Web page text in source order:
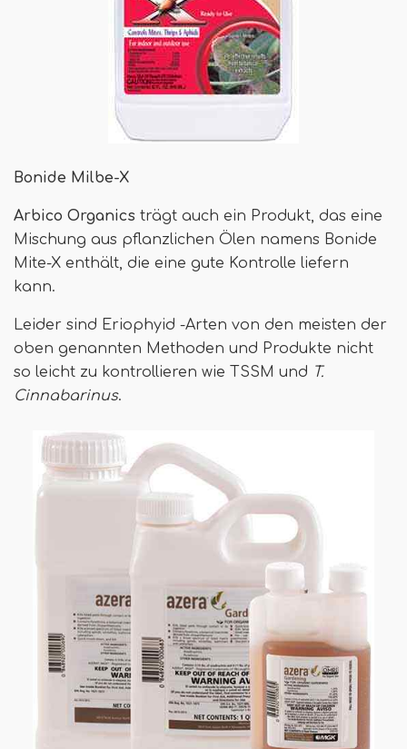
Bonide Milbe-X
Arbico Organics trägt auch ein Produkt, das eine
Mischung aus pflanzlichen Ölen namens Bonide
Mite-X enthält, die eine gute Kontrolle liefern
kann.
Leider sind Eriophyid -Arten von den meisten der
oben genannten Methoden und Produkte nicht
so leicht zu kontrollieren wie TSSM und T.
Cinnabarinus.